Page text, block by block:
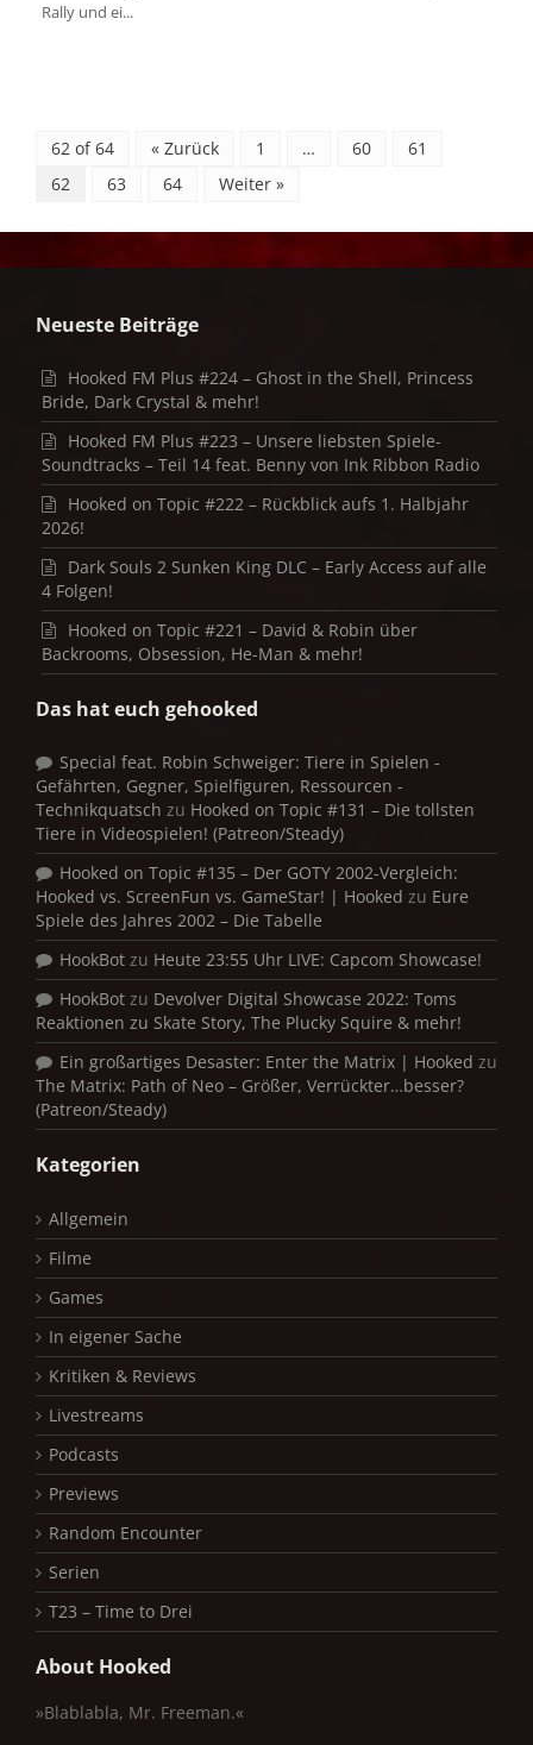
Rally und ei...
62 of 64 « Zurück 1 … 60
61
62
63 64 Weiter »
Neueste Beiträge
Hooked FM Plus #224 – Ghost in the Shell, Princess
Bride, Dark Crystal & mehr!
Hooked FM Plus #223 – Unsere liebsten Spiele-
Soundtracks – Teil 14 feat. Benny von Ink Ribbon Radio
Hooked on Topic #222 – Rückblick aufs 1. Halbjahr
2026!
Dark Souls 2 Sunken King DLC – Early Access auf alle
4 Folgen!
Hooked on Topic #221 – David & Robin über
Backrooms, Obsession, He-Man & mehr!
Das hat euch gehooked
Special feat. Robin Schweiger: Tiere in Spielen -
Gefährten, Gegner, Spielfiguren, Ressourcen -
Technikquatsch zu Hooked on Topic #131 – Die tollsten
Tiere in Videospielen! (Patreon/Steady)
Hooked on Topic #135 – Der GOTY 2002-Vergleich:
Hooked vs. ScreenFun vs. GameStar! | Hooked zu Eure
Spiele des Jahres 2002 – Die Tabelle
HookBot zu Heute 23:55 Uhr LIVE: Capcom Showcase!
HookBot zu Devolver Digital Showcase 2022: Toms
Reaktionen zu Skate Story, The Plucky Squire & mehr!
Ein großartiges Desaster: Enter the Matrix | Hooked zu
The Matrix: Path of Neo – Größer, Verrückter…besser?
(Patreon/Steady)
Kategorien
Allgemein
Filme
Games
In eigener Sache
Kritiken & Reviews
Livestreams
Podcasts
Previews
Random Encounter
Serien
T23 – Time to Drei
About Hooked
»Blablabla, Mr. Freeman.«